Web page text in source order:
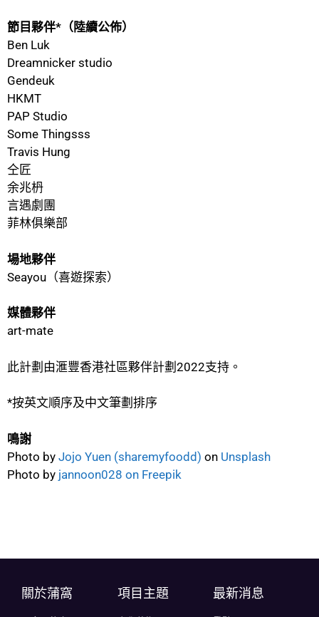
節目夥伴*（陸續公佈）
Ben Luk
Dreamnicker studio
Gendeuk
HKMT
PAP Studio
Some Thingsss
Travis Hung
仝匠
余兆枬
言遇劇團
菲林俱樂部
場地夥伴
Seayou（喜遊探索）
媒體夥伴
art-mate
此計劃由滙豐香港社區夥伴計劃2022支持。
*按英文順序及中文筆劃排序
鳴謝
Photo by Jojo Yuen (sharemyfoodd) on Unsplash
Photo by jannoon028 on Freepik
關於蒲窩​ 項目主題 最新消息